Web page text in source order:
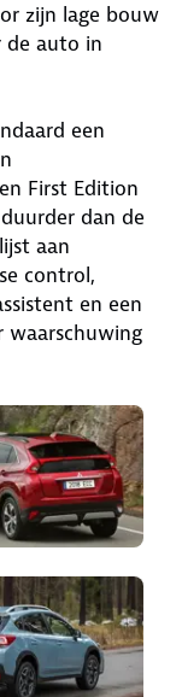
zijn lage bouw
de auto in
een
First Edition
dan de
aan
control,
en een
waarschuwing